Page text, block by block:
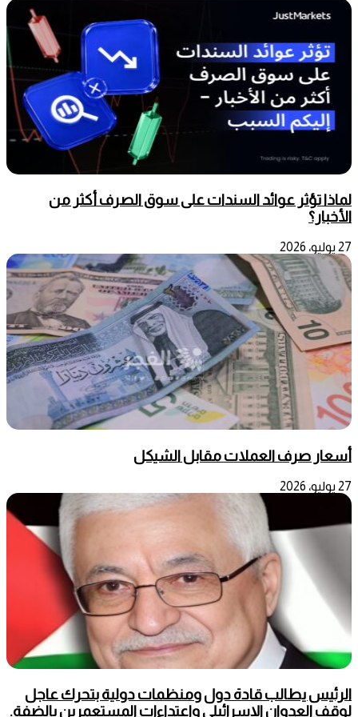
لماذا تؤثر عوائد السندات على سوق الصرف أكثر من
الأخبار؟
27 يوليو، 2026
أسعار صرف العملات مقابل الشيكل
27 يوليو، 2026
الرئيس يطالب قادة دول ومنظمات دولية بتحرك عاجل
لوقف العدوان الإسرائيلي واعتداءات المستعمرين بالضفة.